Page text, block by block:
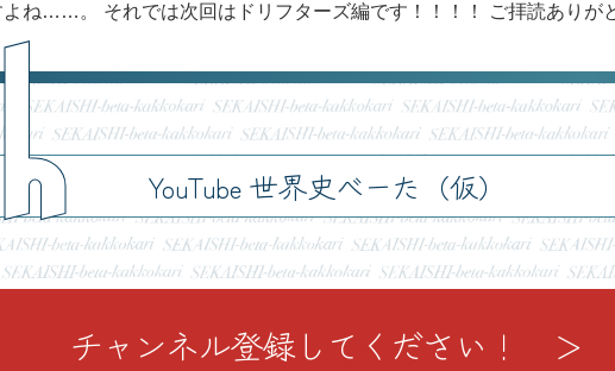
ね……。 それでは次回はドリフターズ編です！！！！ ご拝読ありが
YouTube 世界史べーた（仮）
チャンネル登録してください！ ＞